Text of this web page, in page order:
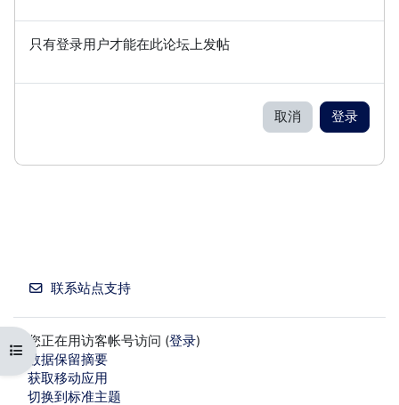
打开课程索引
只有登录用户才能在此论坛上发帖
取消 登录
联系站点支持
您正在用访客帐号访问 (登录)
‎数据保留摘要‎
获取移动应用
切换到标准主题